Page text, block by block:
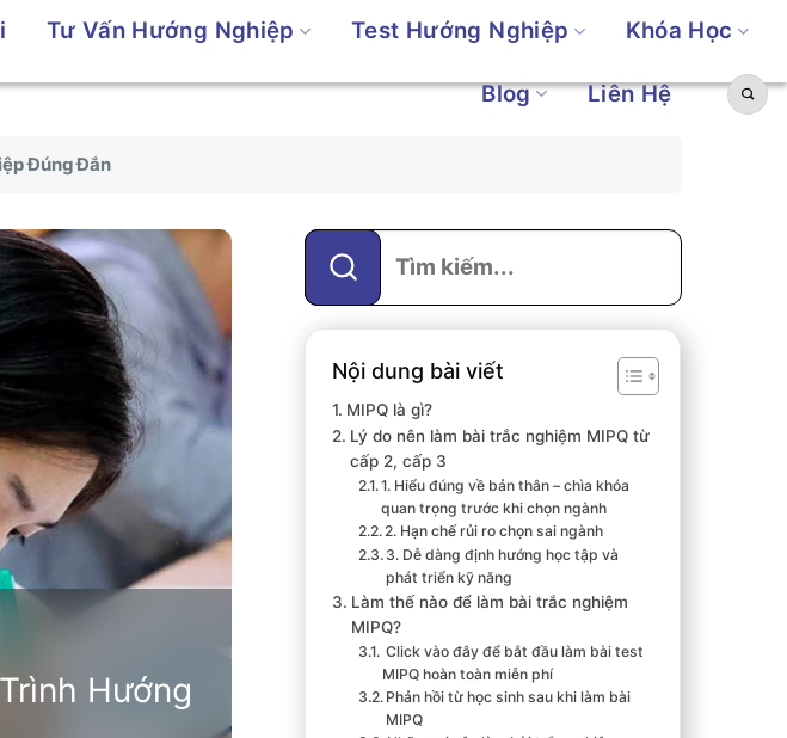
Tư Vấn Hướng Nghiệp Test Hướng Nghiệp Khóa Học
Blog Liên Hệ
Đúng Đắn
Hướng
Nội dung bài viết
MIPQ là gì?
Lý do nên làm bài trắc nghiệm MIPQ từ
cấp 2, cấp 3
1. Hiểu đúng về bản thân – chìa khóa
quan trọng trước khi chọn ngành
2. Hạn chế rủi ro chọn sai ngành
3. Dễ dàng định hướng học tập và
phát triển kỹ năng
Làm thế nào để làm bài trắc nghiệm
MIPQ?
Click vào đây để bắt đầu làm bài test
MIPQ hoàn toàn miễn phí
Phản hồi từ học sinh sau khi làm bài
MIPQ